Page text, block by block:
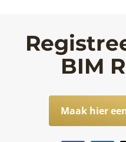
BIM
Maak hier